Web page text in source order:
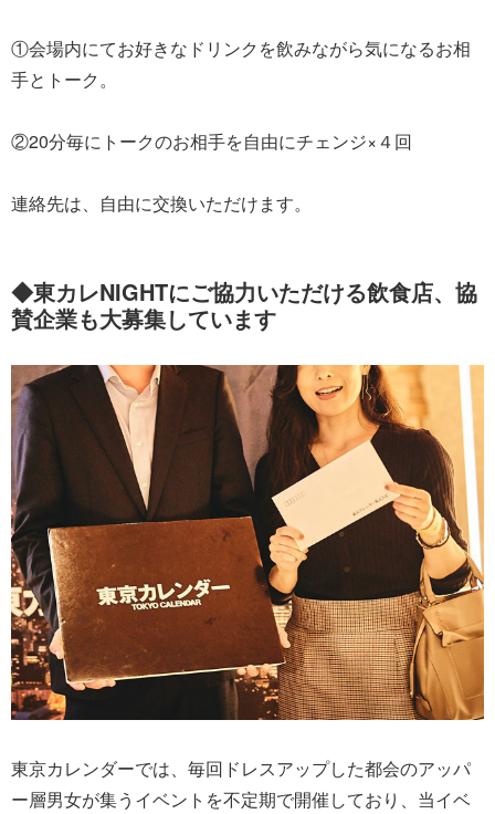
①会場内にてお好きなドリンクを飲みながら気になるお相
手とトーク。
②20分毎にトークのお相手を自由にチェンジ×４回
連絡先は、自由に交換いただけます。
◆東カレNIGHTにご協力いただける飲食店、協
賛企業も大募集しています
東京カレンダーでは、毎回ドレスアップした都会のアッパ
ー層男女が集うイベントを不定期で開催しており、当イベ